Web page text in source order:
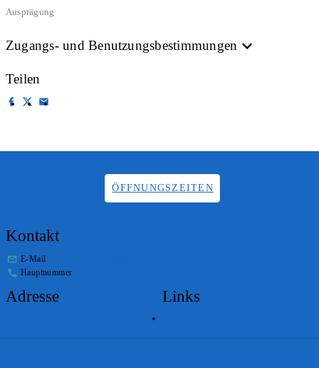
Ausprägung
Zugangs- und Benutzungsbestimmungen
Teilen
ÖFFNUNGSZEITEN
Kontakt
E-Mail
Hauptnummer
Adresse Links